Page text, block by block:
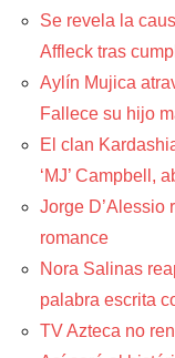
Se revela la
Affleck tras
Aylín Mujica
Fallece su hijo
El clan
‘MJ’ Campbell,
Jorge D’Alessio
romance
Nora Salinas
palabra escrita
TV Azteca no